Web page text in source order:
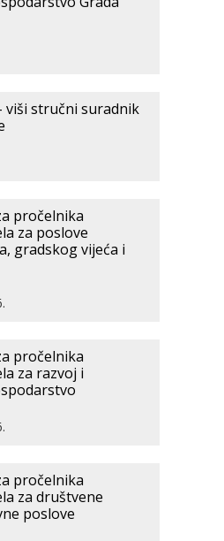
viši stručni suradnik
pročelnika
za poslove
gradskog vijeća i
pročelnika
za razvoj i
pročelnika
za društvene
poslove